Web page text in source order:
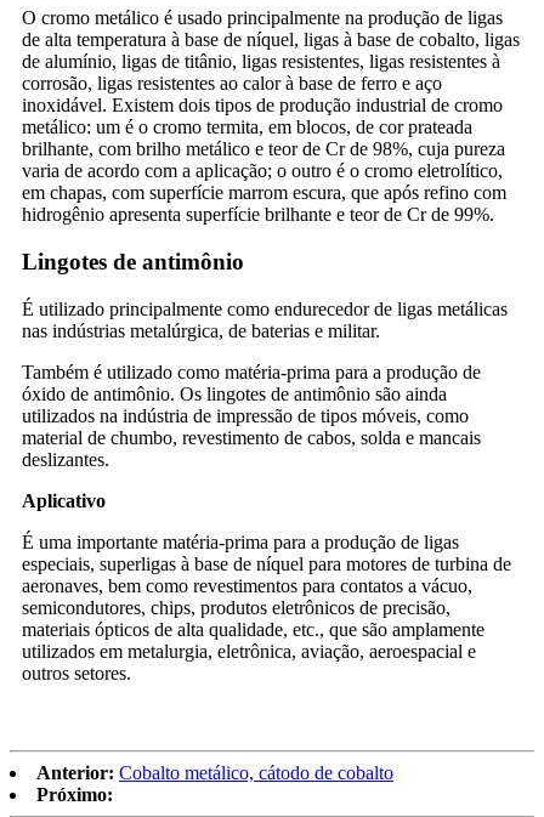
O cromo metálico é usado principalmente na produção de ligas
de alta temperatura à base de níquel, ligas à base de cobalto, ligas
de alumínio, ligas de titânio, ligas resistentes, ligas resistentes à
corrosão, ligas resistentes ao calor à base de ferro e aço
inoxidável. Existem dois tipos de produção industrial de cromo
metálico: um é o cromo termita, em blocos, de cor prateada
brilhante, com brilho metálico e teor de Cr de 98%, cuja pureza
varia de acordo com a aplicação; o outro é o cromo eletrolítico,
em chapas, com superfície marrom escura, que após refino com
hidrogênio apresenta superfície brilhante e teor de Cr de 99%.
Lingotes de antimônio
É utilizado principalmente como endurecedor de ligas metálicas
nas indústrias metalúrgica, de baterias e militar.
Também é utilizado como matéria-prima para a produção de
óxido de antimônio. Os lingotes de antimônio são ainda
utilizados na indústria de impressão de tipos móveis, como
material de chumbo, revestimento de cabos, solda e mancais
deslizantes.
Aplicativo
É uma importante matéria-prima para a produção de ligas
especiais, superligas à base de níquel para motores de turbina de
aeronaves, bem como revestimentos para contatos a vácuo,
semicondutores, chips, produtos eletrônicos de precisão,
materiais ópticos de alta qualidade, etc., que são amplamente
utilizados em metalurgia, eletrônica, aviação, aeroespacial e
outros setores.
Anterior: Cobalto metálico, cátodo de cobalto
Próximo: